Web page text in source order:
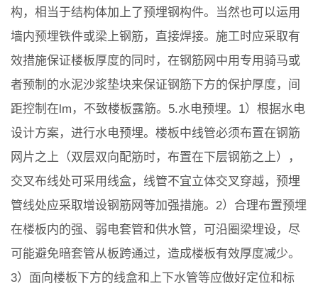
构，相当于结构体加上了预埋钢构件。当然也可以运用
墙内预埋铁件或梁上钢筋，直接焊接。施工时应采取有
效措施保证楼板厚度的同时，在钢筋网中用专用骑马或
者预制的水泥沙浆垫块来保证钢筋下方的保护厚度，间
距控制在lm，不致楼板露筋。5.水电预埋。1）根据水电
设计方案，进行水电预埋。楼板中线管必须布置在钢筋
网片之上（双层双向配筋时，布置在下层钢筋之上），
交叉布线处可采用线盒，线管不宜立体交叉穿越，预埋
管线处应采取增设钢筋网等加强措施。2）合理布置预埋
在楼板内的强、弱电套管和供水管，可沿圈梁埋设，尽
可能避免暗套管从板跨通过，造成楼板有效厚度减少。
3）面向楼板下方的线盒和上下水管等应做好定位和标